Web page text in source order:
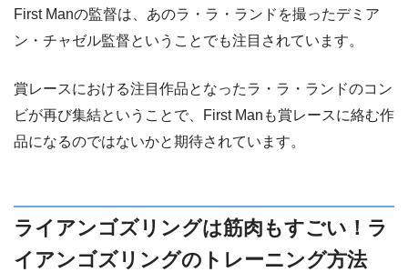
First Manの監督は、あのラ・ラ・ランドを撮ったデミア
ン・チャゼル監督ということでも注目されています。
賞レースにおける注目作品となったラ・ラ・ランドのコン
ビが再び集結ということで、First Manも賞レースに絡む作
品になるのではないかと期待されています。
ライアンゴズリングは筋肉もすごい！ラ
イアンゴズリングのトレーニング方法